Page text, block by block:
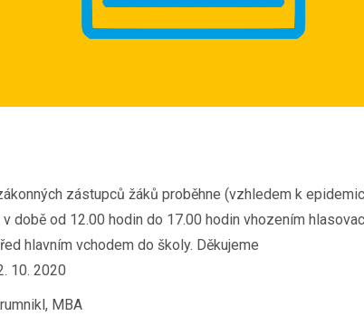
zástupců žáků proběhne (vzhledem k
době od 12.00 hodin do 17.00 hodin vhozením
hlavním vchodem do školy. Děkujeme
10. 2020
MBA